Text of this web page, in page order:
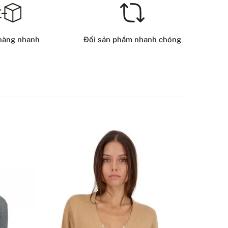
VẬN CHUYỂN – THANH TOÁN BẰNG THẺ
CÓ CÂU HỎI NÀO VỀ SẢN PHẨM NÀY KHÔNG?
LIÊN HỆ VỚI CHÚNG TÔI
nhanh Đổi sản phẩm nhanh chóng